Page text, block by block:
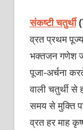
संकष्टी चतुर्थी
व्रत प्रथम
भक्तजन गणेश
पूजा-अर्चना
वाली चतुर्थी से
समय से मुक्ति
व्रत हर माह